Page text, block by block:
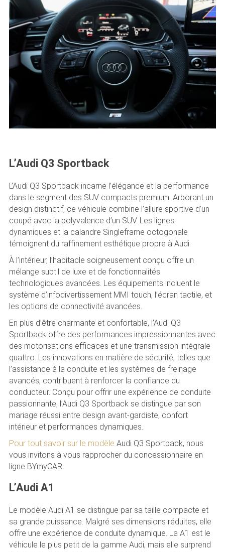
L’Audi Q3 Sportback
L’Audi Q3 Sportback incarne l’élégance et la performance
dans le segment des SUV compacts premium. Arborant un
design distinctif, ce véhicule combine l’allure sportive d’un
coupé avec la polyvalence d’un SUV. Les lignes
dynamiques et la calandre Singleframe octogonale
témoignent du raffinement esthétique propre à Audi.
À l’intérieur, l’habitacle soigneusement conçu offre un
mélange subtil de luxe et de fonctionnalités
technologiques avancées. Les équipements incluent le
système d’infodivertissement MMI touch, l’écran tactile, et
les options de connectivité avancées.
En plus d’être charmante et confortable, l’Audi Q3
Sportback offre des performances impressionnantes avec
des motorisations efficaces et une transmission intégrale
quattro. Les innovations en matière de sécurité, telles que
l’assistance à la conduite et les systèmes de freinage
avancés, contribuent à renforcer la confiance du
conducteur. Conçu pour offrir une expérience de conduite
passionnante, l’Audi Q3 Sportback se distingue par son
mariage réussi entre design avant-gardiste, confort
intérieur et performances dynamiques.
Pour tout savoir sur le modèle Audi Q3 Sportback, nous
vous invitons à vous rapprocher du concessionnaire en
ligne BYmyCAR.
L’Audi A1
Le modèle Audi A1 se distingue par sa taille compacte et
sa grande puissance. Malgré ses dimensions réduites, elle
offre une expérience de conduite dynamique. La A1 est le
véhicule le plus petit de la gamme Audi, mais elle surprend